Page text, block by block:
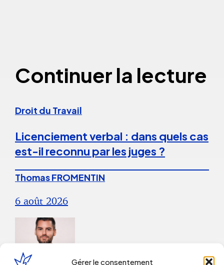
Gérer le consentement
Continuer la lecture
Droit du Travail
Licenciement verbal : dans quels cas
est-il reconnu par les juges ?
Thomas FROMENTIN
6 août 2026